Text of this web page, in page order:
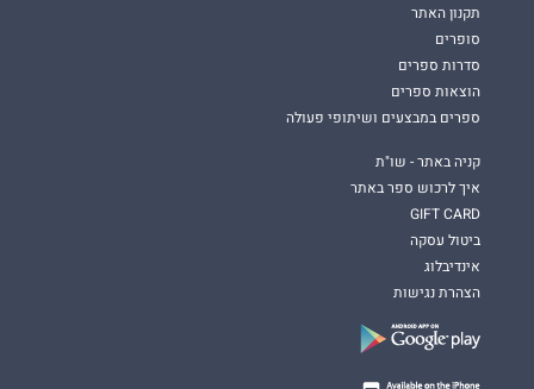
תקנון האתר
סופרים
סדרות ספרים
הוצאות ספרים
ספרים במבצעים ושיתופי פעולה
קניה באתר - שו"ת
איך לרכוש ספר באתר
GIFT CARD
ביטול עסקה
אינדיבלוג
הצהרת נגישות